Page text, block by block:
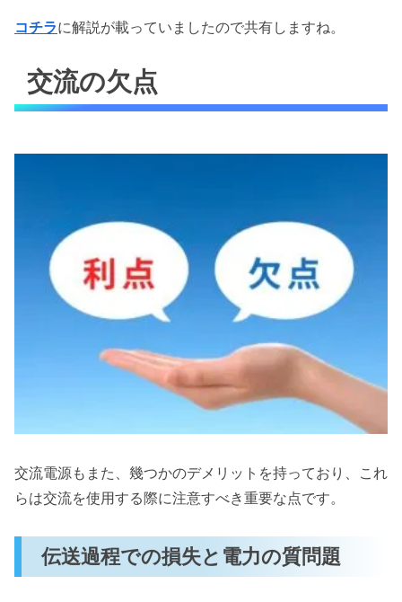
コチラに解説が載っていましたので共有しますね。
交流の欠点
交流電源もまた、幾つかのデメリットを持っており、これ
らは交流を使用する際に注意すべき重要な点です。
伝送過程での損失と電力の質問題